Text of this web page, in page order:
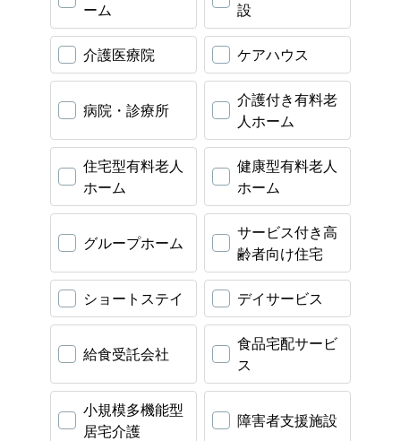
ーム
設
介護医療院 ケアハウス
病院・診療所
介護付き有料老
人ホーム
住宅型有料老人
ホーム
健康型有料老人
ホーム
グループホーム
サービス付き高
齢者向け住宅
ショートステイ デイサービス
給食受託会社
食品宅配サービ
ス
小規模多機能型
居宅介護
障害者支援施設